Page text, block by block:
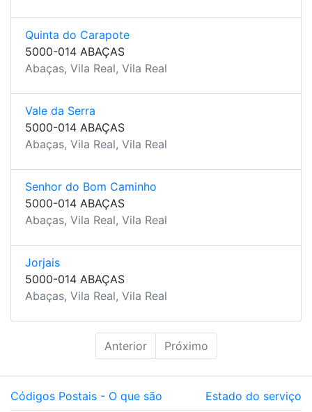
Quinta do Carapote
5000-014 ABAÇAS
Abaças, Vila Real, Vila Real
Vale da Serra
5000-014 ABAÇAS
Abaças, Vila Real, Vila Real
Senhor do Bom Caminho
5000-014 ABAÇAS
Abaças, Vila Real, Vila Real
Jorjais
5000-014 ABAÇAS
Abaças, Vila Real, Vila Real
Anterior Próximo
Códigos Postais - O que são Estado do serviço